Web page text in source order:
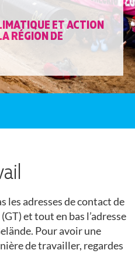
ET ACTION
RÉGION DE
les adresses de contact de
et tout en bas l’adresse
Pour avoir une
de travailler, regardes